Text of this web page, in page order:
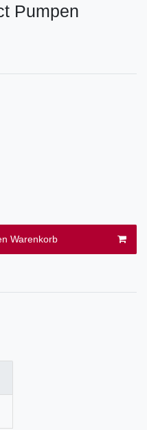
Pumpen
Warenkorb